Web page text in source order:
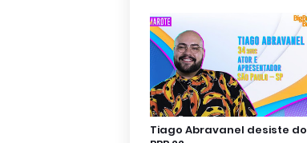
Tiago Abravanel desiste do